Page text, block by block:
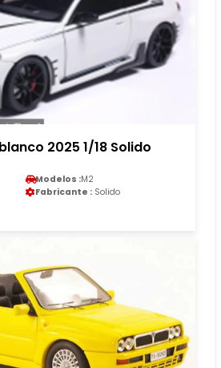
2025 1/18 Solido
Modelos :M2
Fabricante : Solido